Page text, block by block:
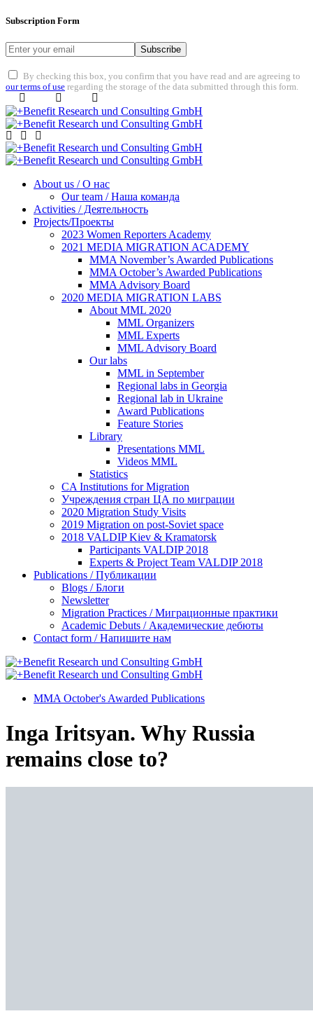
Subscription Form
Subscribe
By checking this box, you confirm that you have read and are agreeing to
our terms of use regarding the storage of the data submitted through this form.
About us / О нас
Our team / Наша команда
Activities / Деятельность
Projects/Проекты
2023 Women Reporters Academy
2021 MEDIA MIGRATION ACADEMY
MMA November’s Awarded Publications
MMA October’s Awarded Publications
MMA Advisory Board
2020 MEDIA MIGRATION LABS
About MML 2020
MML Organizers
MML Experts
MML Advisory Board
Our labs
ММL in September
Regional labs in Georgia
Regional lab in Ukraine
Award Publications
Feature Stories
Library
Presentations MML
Videos MML
Statistics
CA Institutions for Migration
Учреждения стран ЦА по миграции
2020 Migration Study Visits
2019 Migration on post-Soviet space
2018 VALDIP Kiev & Kramatorsk
Participants VALDIP 2018
Experts & Project Team VALDIP 2018
Publications / Публикации
Blogs / Блоги
Newsletter
Migration Practices / Миграционные практики
Academic Debuts / Академические дебюты
Contact form / Напишите нам
MMA October's Awarded Publications
Inga Iritsyan. Why Russia
remains close to?